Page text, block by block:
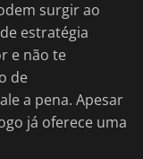
surgir ao
estratégia
e não te
de
a pena. Apesar
já oferece uma